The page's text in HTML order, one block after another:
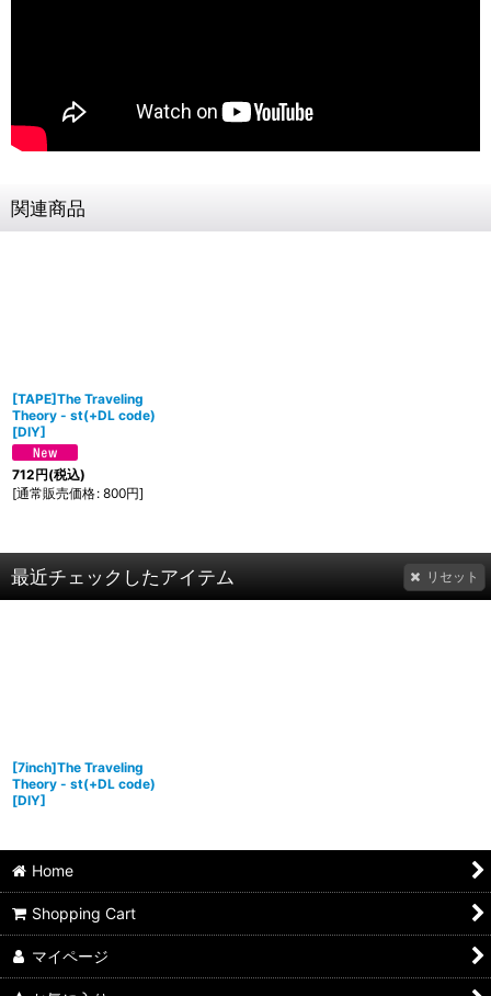
関連商品
[TAPE]The Traveling
Theory - st(+DL code)
[DIY]
712円(税込)
[通常販売価格: 800円]
最近チェックしたアイテム リセット
[7inch]The Traveling
Theory - st(+DL code)
[DIY]
Home
Shopping Cart
マイページ